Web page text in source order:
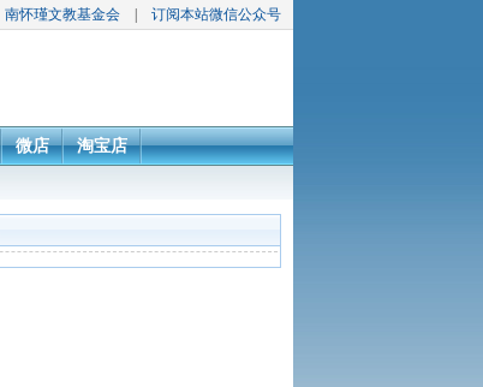
南怀瑾文教基金会 订阅本站微信公众号
微店 淘宝店